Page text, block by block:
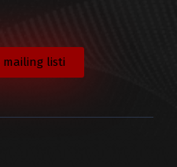
mailing listi